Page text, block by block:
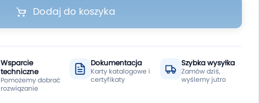
Dodaj do koszyka
Wsparcie
techniczne
Pomożemy dobrać
rozwiązanie
Dokumentacja
Karty katalogowe i
certyfikaty
Szybka wysyłka
Zamów dziś,
wyślemy jutro